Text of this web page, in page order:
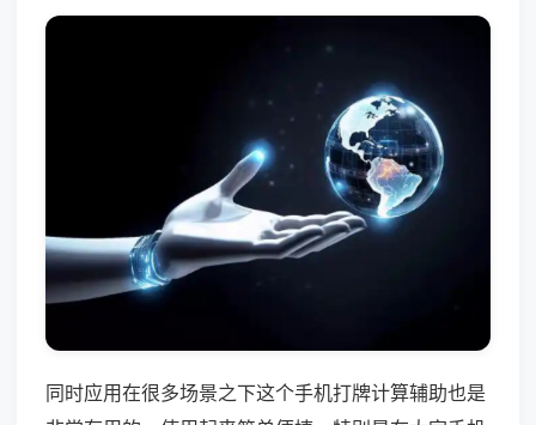
同时应用在很多场景之下这个手机打牌计算辅助也是